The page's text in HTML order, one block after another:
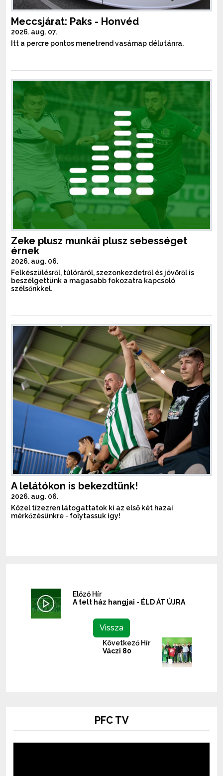
Meccsjárat: Paks - Honvéd
2026. aug. 07.
Itt a percre pontos menetrend vasárnap délutánra.
Zeke plusz munkái plusz sebességet
érnek
2026. aug. 06.
Felkészülésről, túlóráról, szezonkezdetről és jövőről is
beszélgettünk a magasabb fokozatra kapcsoló
szélsőnkkel.
A lelátókon is bekezdtünk!
2026. aug. 06.
Közel tízezren látogattatok ki az első két hazai
mérkőzésünkre - folytassuk így!
Előző Hír
A telt ház hangjai - ÉLD ÁT ÚJRA
Vissza
Következő Hír
Váczi 80
PFC TV